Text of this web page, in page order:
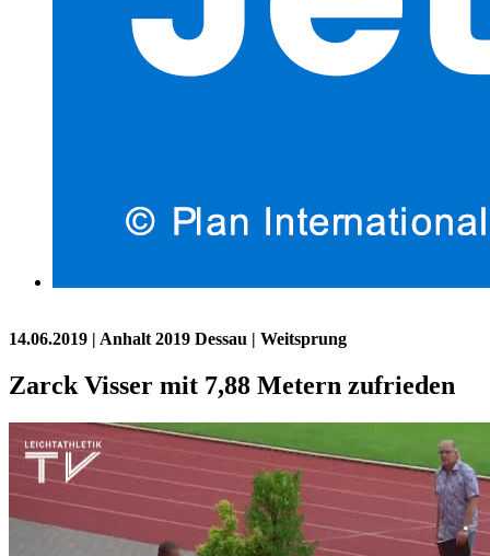
14.06.2019 | Anhalt 2019 Dessau | Weitsprung
Zarck Visser mit 7,88 Metern zufrieden